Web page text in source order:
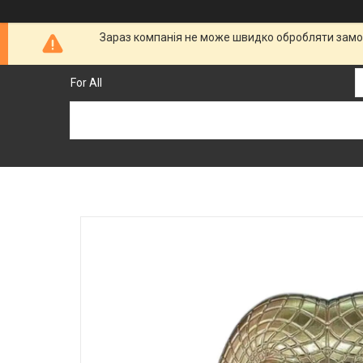
Зараз компанія не може швидко обробляти
For All